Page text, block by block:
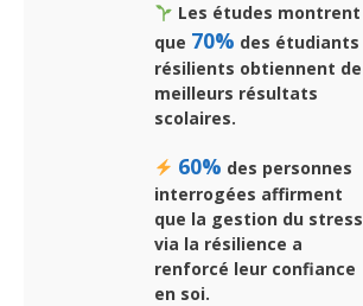
Les études montrent
que 70% des étudiants
résilients obtiennent de
meilleurs résultats
scolaires.
60% des personnes
interrogées affirment
que la gestion du stress
via la résilience a
renforcé leur confiance
en soi.